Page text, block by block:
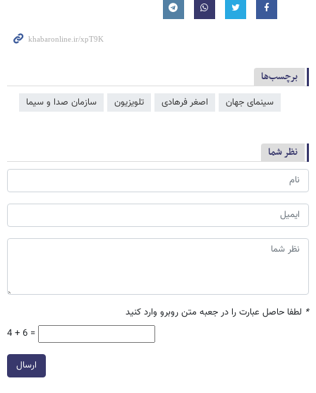
برچسب‌ها
سینمای جهان اصغر فرهادی تلویزیون سازمان صدا و سیما
نظر شما
* لطفا حاصل عبارت را در جعبه متن روبرو وارد کنید
4 + 6 =
ارسال